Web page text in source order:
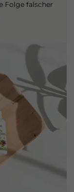
Folge falscher